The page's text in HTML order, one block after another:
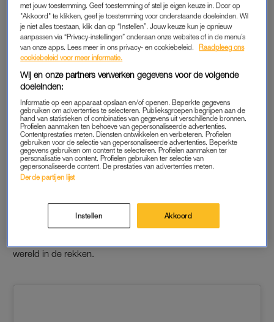
het kind meer begrip en een groter gevoel van empathie
bijbrengen. En dat leidt tot een meer inclusieve samenleving
waarin plek is voor iedereen”, vervolgt de poppenmaker.
SYNDROOM VAN DOWN
Het gezicht en het lichaam van de nieuwe pop zijn “een
getrouwe weergave” van vrouwen met het syndroom van
Down. Zo is de pop korter en heeft ze een langer bovenlijf.
“Het gezicht is ronder, met kleinere oren en een platte
neusbrug, terwijl de amandelvormige ogen lichtjes schuin
staan”, aldus Mattel.
wereld in de rekken.
met jouw toestemming. Geef toestemming of stel je eigen keuze in. Door op
"Akkoord" te klikken, geef je toestemming voor onderstaande doeleinden. Wil
je niet alles toestaan, klik dan op “Instellen”. Jouw keuze kun je opnieuw
aanpassen via “Privacy-instellingen” onderaan onze websites of in de menu’s
van onze apps. Lees meer in ons privacy- en cookiebeleid.
Raadpleeg ons
cookiebeleid voor meer informatie.
Wij en onze partners verwerken gegevens voor de volgende
doeleinden:
Informatie op een apparaat opslaan en/of openen. Beperkte gegevens
gebruiken om advertenties te selecteren. Publieksgroepen begrijpen aan de
hand van statistieken of combinaties van gegevens uit verschillende bronnen.
Profielen aanmaken ten behoeve van gepersonaliseerde advertenties.
Contentprestaties meten. Diensten ontwikkelen en verbeteren. Profielen
gebruiken voor de selectie van gepersonaliseerde advertenties. Beperkte
gegevens gebruiken om content te selecteren. Profielen aanmaken ter
personalisatie van content. Profielen gebruiken ter selectie van
gepersonaliseerde content. De prestaties van advertenties meten.
Derde partijen lijst
Instellen Akkoord